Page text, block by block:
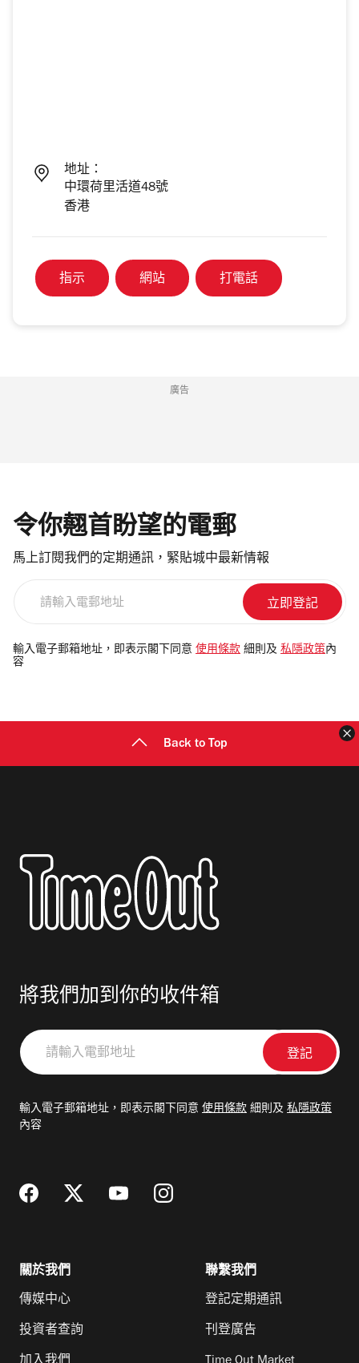
地址：
中環荷里活道48號
香港
指示 網站 打電話
廣告
令你翹首盼望的電郵
馬上訂閱我們的定期通訊，緊貼城中最新情報
電
郵
輸入電子郵箱地址，即表示閣下同意 使用條款 細則及 私隱政策 內
容
Back to Top
將我們加到你的收件箱
請
輸
郵
輸入電子郵箱地址，即表示閣下同意 使用條款 細則及 私隱政策
內容
關於我們
傳媒中心
投資者查詢
聯繫我們
登記定期通訊
刊登廣告